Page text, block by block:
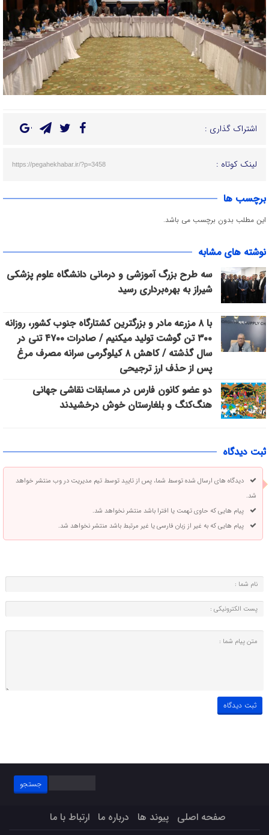
اشتراک گذاری :
لینک کوتاه : https://pegahekhabar.ir/?p=3458
برچسب ها
این مطلب بدون برچسب می باشد.
نوشته های مشابه
سه طرح بزرگ آموزشی و درمانی دانشگاه علوم پزشکی
شیراز به بهره‌برداری رسید
با ۸ مزرعه مادر و بزرگترین کشتارگاه جنوب کشور، روزانه
۳۰۰ تن گوشت تولید میکنیم / صادرات ۴۷۰۰ تنی در
سال گذشته / کاهش ۸ کیلوگرمی سرانه مصرف مرغ
پس از حذف ارز ترجیحی
دو عضو کانون فارس در مسابقات نقاشی جهانی
هنگ‌کنگ و بلغارستان خوش درخشیدند
ثبت دیدگاه
دیدگاه های ارسال شده توسط شما، پس از تایید توسط تیم مدیریت در وب منتشر خواهد
شد.
پیام هایی که حاوی تهمت یا افترا باشد منتشر نخواهد شد.
پیام هایی که به غیر از زبان فارسی یا غیر مرتبط باشد منتشر نخواهد شد.
جستجو
برای:
صفحه اصلی پیوند ها درباره ما ارتباط با ما